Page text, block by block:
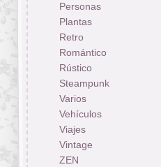
Personas
Plantas
Retro
Romántico
Rústico
Steampunk
Varios
Vehículos
Viajes
Vintage
ZEN